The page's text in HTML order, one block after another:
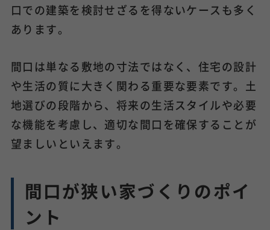
口での建築を検討せざるを得ないケースも多く
あります。
間口は単なる敷地の寸法ではなく、住宅の設計
や生活の質に大きく関わる重要な要素です。土
地選びの段階から、将来の生活スタイルや必要
な機能を考慮し、適切な間口を確保することが
望ましいといえます。
間口が狭い家づくりのポイ
ント